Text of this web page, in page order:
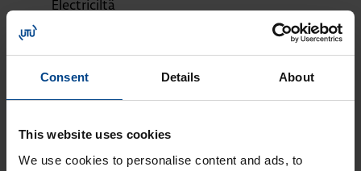
Consent Details About
This website uses cookies
We use cookies to personalise content and ads, to
Electriciltä
Lukuaika: 3 min
Solcon-Igel
tuotteet jo lähes
tuotevalikoimassamme